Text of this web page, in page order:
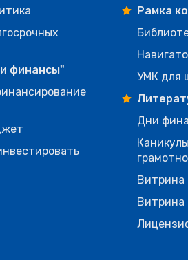
финансы"
Рамка
УМК для
Дни
Витрина
Витрина